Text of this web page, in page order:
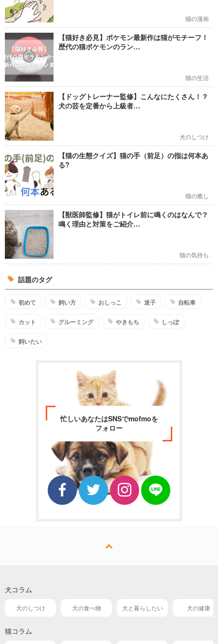
猫の漫画
【猫好き必見】ポケモン最新作は猫がモチーフ！
歴代の猫ポケモンのラン…
猫の生活
【ドッグトレーナー監修】こんなにたくさん！？
犬の芸を定番から上級者…
犬のしつけ
【猫の生態クイズ】猫の手（前足）の指は何本あ
る?
猫の癒し
【獣医師監修】猫がトイレ前に鳴くのはなんで？
鳴く理由と対策をご紹介…
猫の気持ち
話題のタグ
初めて 飼い方 おしっこ 迷子 自転車
カット グルーミング やきもち しっぽ
飼いたい
忙しいあなたはSNSでmofmoを
フォロー
犬コラム
犬のしつけ 犬の食べ物 犬と暮らしたい 犬の健康
猫コラム